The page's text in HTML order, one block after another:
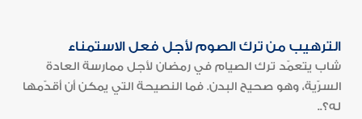
الترهيب من ترك الصوم لأجل فعل الاستمناء
شاب يتعمّد ترك الصيام في رمضان لأجل ممارسة العادة
السرّية، وهو صحيح البدن. فما النصيحة التي يمكن أن أقدّمها
له؟..